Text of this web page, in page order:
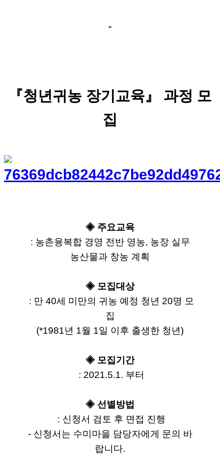
-
『청년귀농 장기교육』 과정 모
집
◈ 주요교육
농산물과 창농 계획
◈ 모집대상
집
(*1981년 1월 1일 이후 출생한 청년)
◈ 모집기간
: 2021.5.1. 부터
◈ 선별방법
: 신청서 검토 후 면접 진행
- 신청서는 수미마을 담당자에게 문의 바
랍니다.